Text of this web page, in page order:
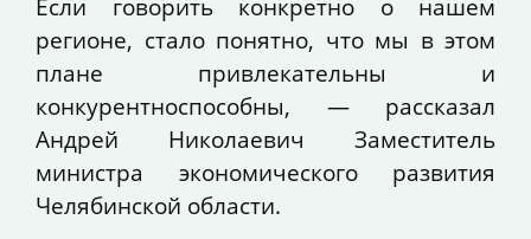
регионе, стало понятно, что мы в этом
плане привлекательны и
конкурентноспособны, — рассказал
Андрей Николаевич Заместитель
министра экономического развития
Челябинской области.